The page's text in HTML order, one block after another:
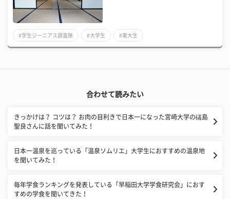
#学生ジーニアス調査隊 #大学生 #東大生
合わせて読みたい
きっかけは？ コツは？ お肉の目利きで日本一になった宮崎大学の礒島
聖良さんに話を聞いてみた！
日本一温泉を巡っている「温泉ソムリエ」大学生におすすめの温泉地
を聞いてみた！
毎年学食ランキングを発表している「早稲田大学学食研究会」におす
すめの学食を聞いてきた！